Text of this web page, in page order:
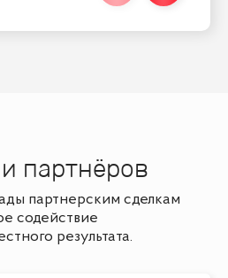
партнёров
партнерским сделкам
содействие
результата.